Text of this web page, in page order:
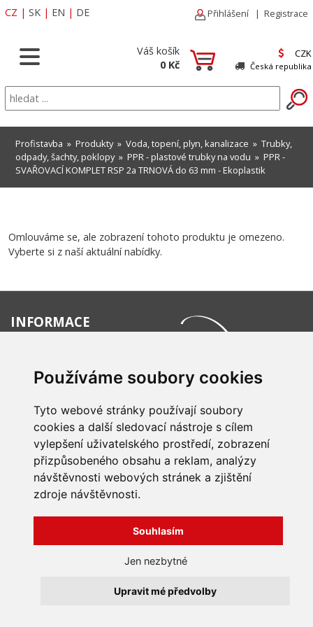
Používáme soubory cookies
Tyto webové stránky používají soubory
cookies a další sledovací nástroje s cílem
vylepšení uživatelského prostředí, zobrazení
přizpůsobeného obsahu a reklam, analýzy
návštěvnosti webových stránek a zjištění
zdroje návštěvnosti.
Souhlasím
Jen nezbytné
Upravit mé předvolby
CZ | SK | EN | DE Přihlášení | Registrace
Váš košík
0 Kč
CZK
Česká republika
Profistavba » Produkty» Voda, topení, plyn, kanalizace » Trubky,
odpady, šachty, poklopy» PPR - plastové trubky na vodu » PPR -
SVAŘOVACÍ KOMPLET RSP 2a TRNOVÁ do 63 mm - Ekoplastik
Omlouváme se, ale zobrazení tohoto produktu je omezeno.
Vyberte si z naší aktuální nabídky.
INFORMACE
osobních údajů
O nás
Kontakt
Reklamace, odstoupení od
smlouvy
Všechna práva vyhrazena
Bravura s.r.o. © 2026
profesionální webové stránky: triangl web